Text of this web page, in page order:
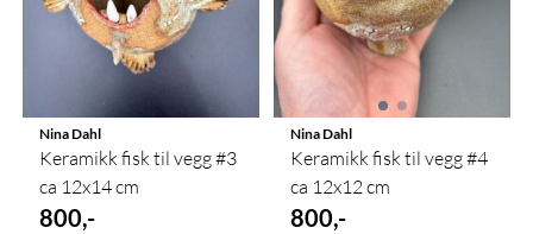
Nina Dahl
Keramikk fisk til vegg #3
ca 12x14 cm
800,-
Nina Dahl
Keramikk fisk til vegg #4
ca 12x12 cm
800,-